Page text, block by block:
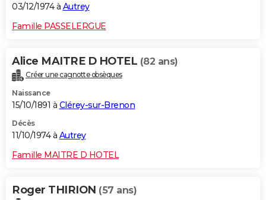
03/12/1974 à Autrey
Famille PASSELERGUE
Alice MAITRE D HOTEL (82 ans)
Créer une cagnotte obsèques
Naissance
15/10/1891 à Clérey-sur-Brenon
Décès
11/10/1974 à Autrey
Famille MAITRE D HOTEL
Roger THIRION (57 ans)